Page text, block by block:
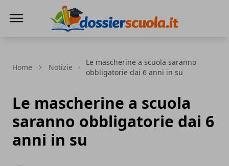
Home Notizie
Le mascherine a scuola saranno
obbligatorie dai 6 anni in su
Le mascherine a scuola
saranno obbligatorie dai 6
anni in su